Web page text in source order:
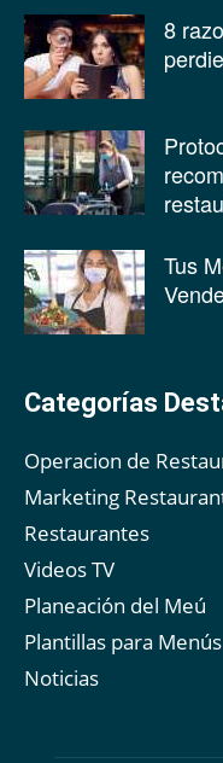
8
Tus
Categorías
Operacion de
Marketing
Restaurantes
Videos TV
Planeación del Meú
Plantillas para Menús
Noticias